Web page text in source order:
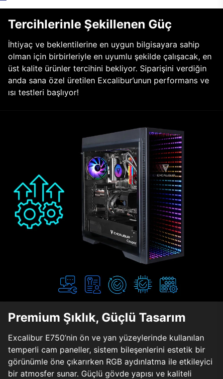
Tercihlerinle Şekillenen Güç
İhtiyaç ve beklentilerine en uygun bilgisayara sahip
olman için birbirleriyle en uyumlu şekilde çalışacak, en
üst kalite ürünler tercihini bekliyor. Siparişini verdiğin
anda sana özel üretilen Excalibur’unun performans ve
ısı testleri başlıyor!
Premium Şıklık, Güçlü Tasarım
Excalibur E750’nin ön ve yan yüzeylerinde kullanılan
temperli cam paneller, sistem bileşenlerini estetik bir
görünümle öne çıkarırken RGB aydınlatma ile etkileyici
bir atmosfer sunar. Güçlü gövde yapısı ve kaliteli